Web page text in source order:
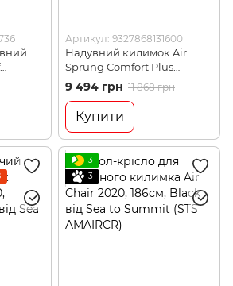
Blue
Артикул: 9327868131600
Надувний килимок Air
Sprung Comfort Plus
Insulated Mat, 201х64х8см,
Red від Sea to Summit (STS
AMCPINS_RL)
9 494 грн 11 868 грн
Купити
3
3